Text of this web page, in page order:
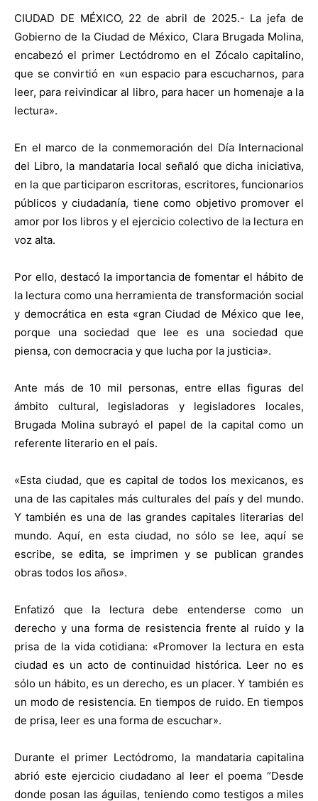
CIUDAD DE MÉXICO, 22 de abril de 2025.- La jefa de
Gobierno de la Ciudad de México, Clara Brugada Molina,
encabezó el primer Lectódromo en el Zócalo capitalino,
que se convirtió en «un espacio para escucharnos, para
leer, para reivindicar al libro, para hacer un homenaje a la
lectura».
En el marco de la conmemoración del Día Internacional
del Libro, la mandataria local señaló que dicha iniciativa,
en la que participaron escritoras, escritores, funcionarios
públicos y ciudadanía, tiene como objetivo promover el
amor por los libros y el ejercicio colectivo de la lectura en
voz alta.
Por ello, destacó la importancia de fomentar el hábito de
la lectura como una herramienta de transformación social
y democrática en esta «gran Ciudad de México que lee,
porque una sociedad que lee es una sociedad que
piensa, con democracia y que lucha por la justicia».
Ante más de 10 mil personas, entre ellas figuras del
ámbito cultural, legisladoras y legisladores locales,
Brugada Molina subrayó el papel de la capital como un
referente literario en el país.
«Esta ciudad, que es capital de todos los mexicanos, es
una de las capitales más culturales del país y del mundo.
Y también es una de las grandes capitales literarias del
mundo. Aquí, en esta ciudad, no sólo se lee, aquí se
escribe, se edita, se imprimen y se publican grandes
obras todos los años».
Enfatizó que la lectura debe entenderse como un
derecho y una forma de resistencia frente al ruido y la
prisa de la vida cotidiana: «Promover la lectura en esta
ciudad es un acto de continuidad histórica. Leer no es
sólo un hábito, es un derecho, es un placer. Y también es
un modo de resistencia. En tiempos de ruido. En tiempos
de prisa, leer es una forma de escuchar».
Durante el primer Lectódromo, la mandataria capitalina
abrió este ejercicio ciudadano al leer el poema “Desde
donde posan las águilas, teniendo como testigos a miles